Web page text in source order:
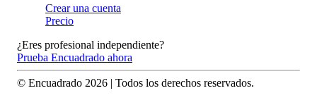
Crear una cuenta
Precio
¿Eres profesional independiente?
Prueba Encuadrado ahora
© Encuadrado 2026 | Todos los derechos reservados.